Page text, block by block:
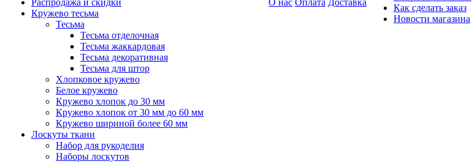
Распродажа и скидки
Кружево тесьма
Тесьма
Тесьма отделочная
Тесьма жаккардовая
Тесьма декоративная
Тесьма для штор
Хлопковое кружево
Белое кружево
Кружево хлопок до 30 мм
Кружево хлопок от 30 мм до 60 мм
Кружево шириной более 60 мм
Лоскуты ткани
Набор для рукоделия
Наборы лоскутов
О нас Оплата Доставка
Как сделать заказ
Новости магазина